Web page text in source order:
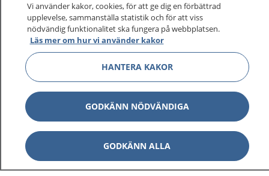
Logga in för att läsa din journal och göra dina
vårdärenden. Ring telefonnummer 1177 för
sjukvårdsrådgivning dygnet runt.
1177 ger dig råd när du vill må bättre.
1177 på flera språk Visa
Om 1177 Visa
Vi använder kakor, cookies, för att ge dig en förbättrad
upplevelse, sammanställa statistik och för att viss
nödvändig funktionalitet ska fungera på webbplatsen.
Läs mer om hur vi använder kakor
HANTERA KAKOR
GODKÄNN NÖDVÄNDIGA
GODKÄNN ALLA